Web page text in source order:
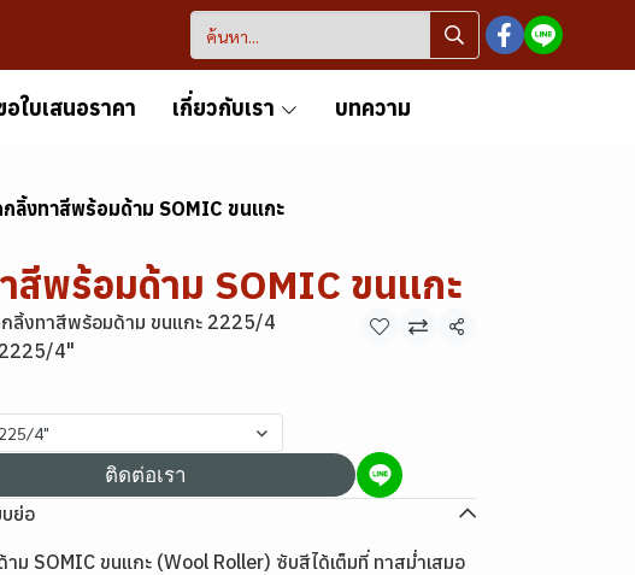
อใบเสนอราคา เกี่ยวกับเรา บทความ
กลิ้งทาสีพร้อมด้าม SOMIC ขนแกะ
สีพร้อมด้าม SOMIC ขนแกะ
กลิ้งทาสีพร้อมด้าม ขนแกะ 2225/4
4"
แชร์
4"
ติดต่อเรา
ย่อ
ม SOMIC ขนแกะ (Wool Roller) ซับสีได้เต็มที่ ทาสม่ำเสมอ